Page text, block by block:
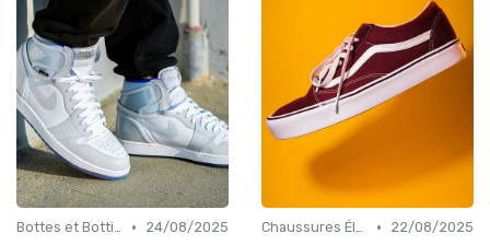
Bottes et Bottines •
24/08/2025
Chaussures Élégantes et de Cérémonie •
22/08/2025